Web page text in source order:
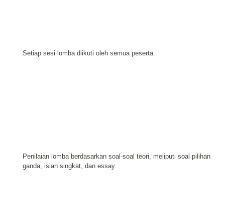
Setiap sesi lomba diikuti oleh semua peserta.
Penilaian lomba berdasarkan soal-soal teori, meliputi soal pilihan
ganda, isian singkat, dan essay.